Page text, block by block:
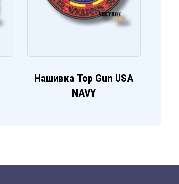
Нашивка Top Gun USA
NAVY